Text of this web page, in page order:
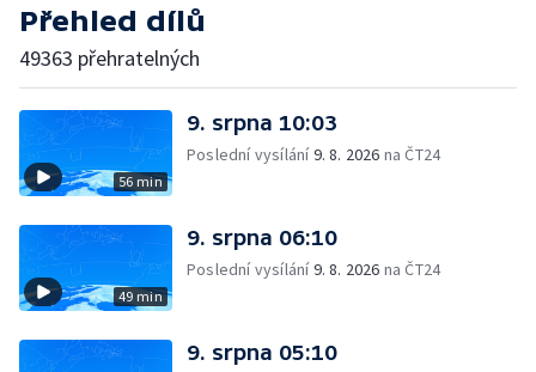
Přehled dílů
49363 přehratelných
56 min
9. srpna 10:03
Poslední vysílání9. 8. 2026 na ČT24
49 min
9. srpna 06:10
Poslední vysílání9. 8. 2026 na ČT24
9. srpna 05:10